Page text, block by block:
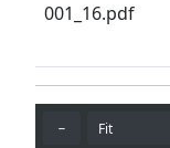
001_16.pdf